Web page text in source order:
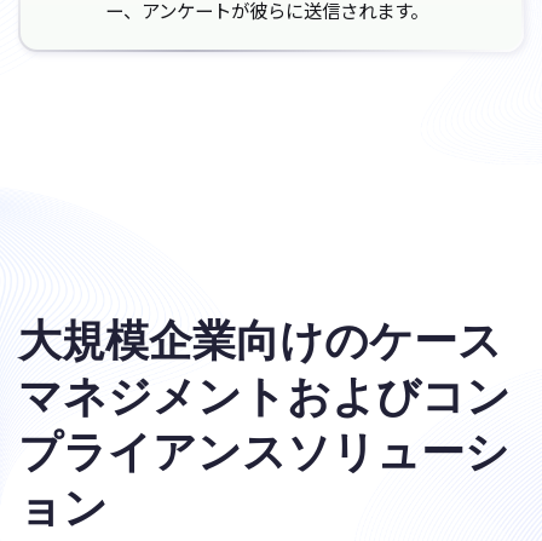
ー、アンケートが彼らに送信されます。
大規模企業向けのケース
マネジメントおよびコン
プライアンスソリューシ
ョン